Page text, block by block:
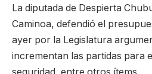
La diputada de Despierta
Caminoa, defendió el
ayer por la Legislatura
incrementan las partidas para